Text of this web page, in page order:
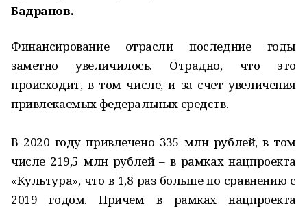
Бадранов.
Финансирование отрасли последние годы
заметно увеличилось. Отрадно, что это
происходит, в том числе, и за счет увеличения
привлекаемых федеральных средств.
В 2020 году привлечено 335 млн рублей, в том
числе 219,5 млн рублей – в рамках нацпроекта
«Культура», что в 1,8 раз больше по сравнению с
2019 годом. Причем в рамках нацпроекта